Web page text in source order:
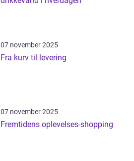
07 november 2025
Fra kurv til levering
07 november 2025
Fremtidens oplevelses-shopping